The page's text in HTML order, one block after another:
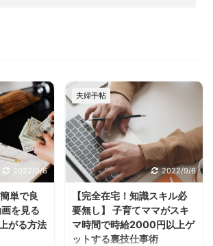
2022/9/6
単で良
を見る
がる方法
夫婦手帖
2022/9/6
【完全在宅！知識スキル必
要無し】 子育てママがスキ
マ時間で時給2000円以上ゲ
ットする裏技仕事術